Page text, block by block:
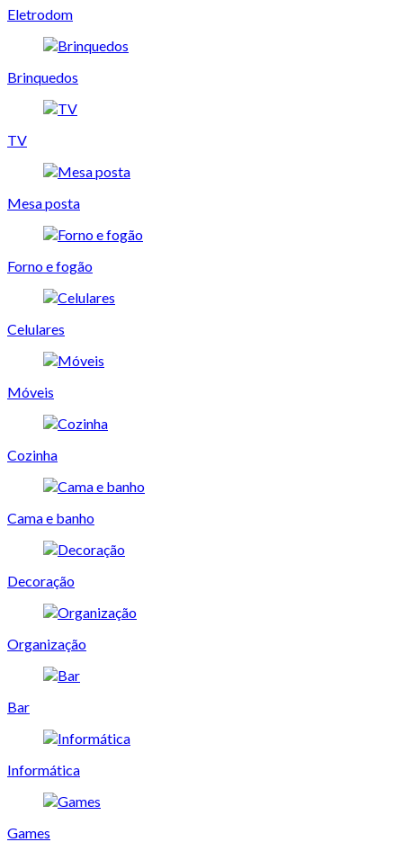
Eletrodom
Brinquedos
TV
Mesa posta
Forno e fogão
Celulares
Móveis
Cozinha
Cama e banho
Decoração
Organização
Bar
Informática
Games